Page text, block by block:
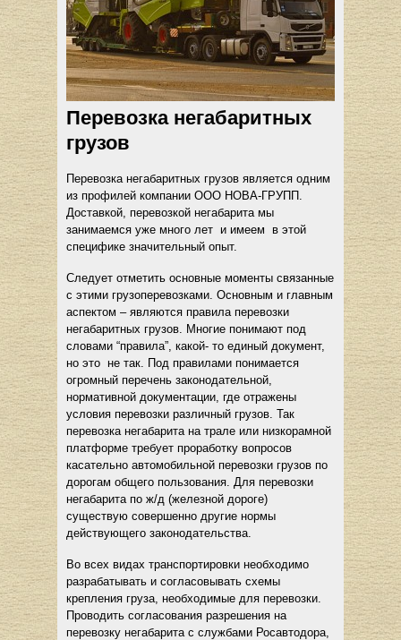
Перевозка негабаритных
грузов
Перевозка негабаритных грузов является одним
из профилей компании ООО НОВА-ГРУПП.
Доставкой, перевозкой негабарита мы
занимаемся уже много лет и имеем в этой
специфике значительный опыт.
Следует отметить основные моменты связанные
с этими грузоперевозками. Основным и главным
аспектом – являются правила перевозки
негабаритных грузов. Многие понимают под
словами “правила”, какой- то единый документ,
но это не так. Под правилами понимается
огромный перечень законодательной,
нормативной документации, где отражены
условия перевозки различный грузов. Так
перевозка негабарита на трале или низкорамной
платформе требует проработку вопросов
касательно автомобильной перевозки грузов по
дорогам общего пользования. Для перевозки
негабарита по ж/д (железной дороге)
существую совершенно другие нормы
действующего законодательства.
Во всех видах транспортировки необходимо
разрабатывать и согласовывать схемы
крепления груза, необходимые для перевозки.
Проводить согласования разрешения на
перевозку негабарита с службами Росавтодора,